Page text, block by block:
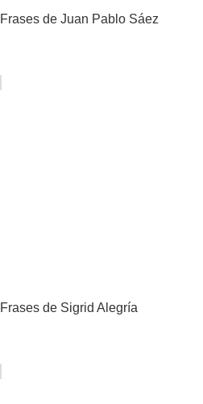
Frases de Juan Pablo Sáez
Frases de Sigrid Alegría